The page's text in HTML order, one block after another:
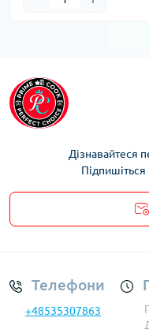
Дізнавайтеся
Телефони
+48535307863